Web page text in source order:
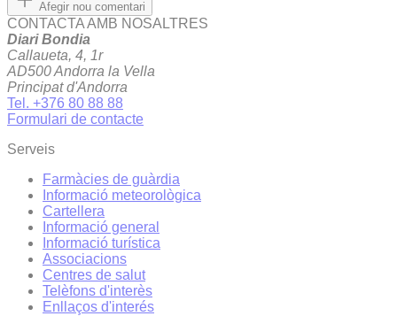
Afegir nou comentari
CONTACTA AMB NOSALTRES
Diari Bondia
Callaueta, 4, 1r
AD500 Andorra la Vella
Principat d'Andorra
Tel. +376 80 88 88
Formulari de contacte
Serveis
Farmàcies de guàrdia
Informació meteorològica
Cartellera
Informació general
Informació turística
Associacions
Centres de salut
Telèfons d'interès
Enllaços d'interés